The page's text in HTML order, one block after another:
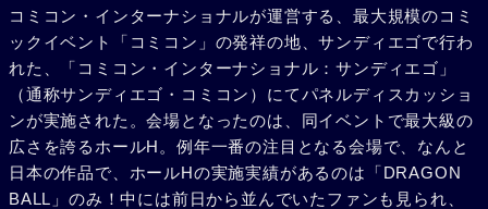
コミコン・インターナショナルが運営する、最大規模のコミ
ックイベント「コミコン」の発祥の地、サンディエゴで行わ
れた、「コミコン・インターナショナル：サンディエゴ」
（通称サンディエゴ・コミコン）にてパネルディスカッショ
ンが実施された。会場となったのは、同イベントで最大級の
広さを誇るホールH。例年一番の注目となる会場で、なんと
日本の作品で、ホールHの実施実績があるのは「DRAGON
BALL」のみ！中には前日から並んでいたファンも見られ、